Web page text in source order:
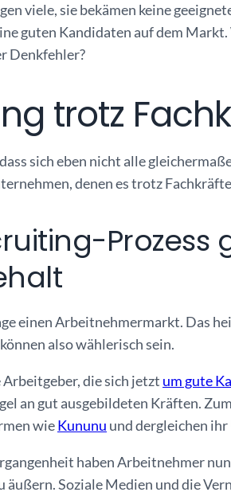
viele, sie bekämen keine
guten Kandidaten auf dem
Denkfehler?
trotz
sich eben nicht alle
denen es trotz
Prozess
einen Arbeitnehmermarkt. Das
also wählerisch sein.
die sich jetzt um gute
an gut ausgebildeten Kräften.
wieKununu und dergleichen ihr
haben Arbeitnehmer
äußern. Soziale Medien und die